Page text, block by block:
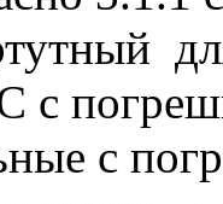
с
с